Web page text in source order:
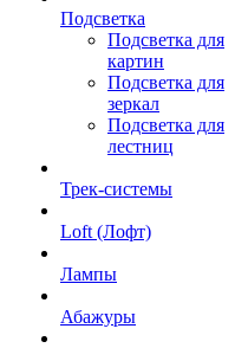
Подсветка
Подсветка для
картин
Подсветка для
зеркал
Подсветка для
лестниц
Трек-системы
Loft (Лофт)
Лампы
Абажуры